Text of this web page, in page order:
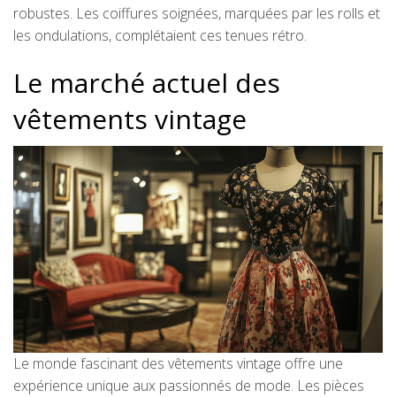
robustes. Les coiffures soignées, marquées par les rolls et
les ondulations, complétaient ces tenues rétro.
Le marché actuel des
vêtements vintage
Le monde fascinant des vêtements vintage offre une
expérience unique aux passionnés de mode. Les pièces